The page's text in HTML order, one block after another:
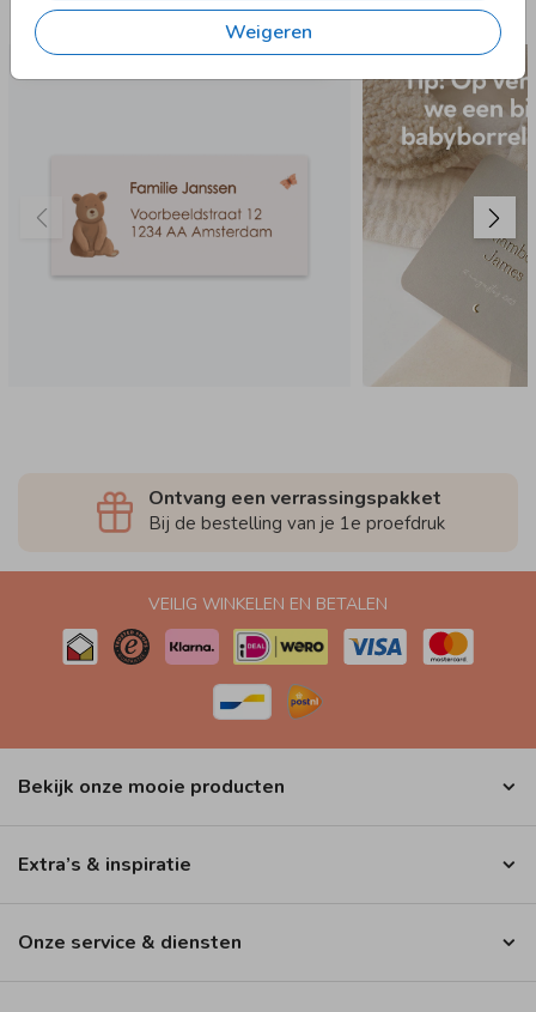
Weigeren
Nog meer in deze stijl
97 X 45 MM
Ontvang een verrassingspakket
Bij de bestelling van je 1e proefdruk
VEILIG WINKELEN EN BETALEN
Bekijk onze mooie producten
Extra’s & inspiratie
Onze service & diensten